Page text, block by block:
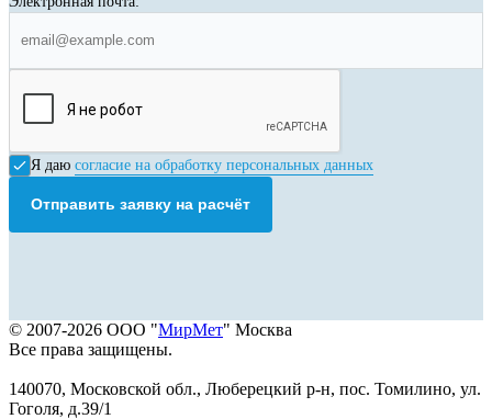
Я даю согласие на обработку персональных данных
Отправить заявку на расчёт
© 2007-2026 ООО "МирМет" Москва
Все права защищены.
140070, Московской обл., Люберецкий р-н, пос. Томилино, ул.
Гоголя, д.39/1